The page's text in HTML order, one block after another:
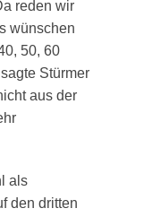
reden wir
wünschen
50, 60
Stürmer
aus der
als
den dritten